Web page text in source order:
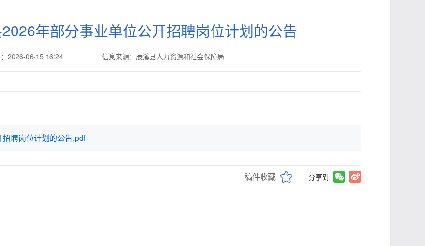
年部分事业单位公开招聘岗位计划的公告
2026-06-15 16:24 信息来源：辰溪县人力资源和社会保障局
聘岗位计划的公告.pdf
稿件收藏 分享到